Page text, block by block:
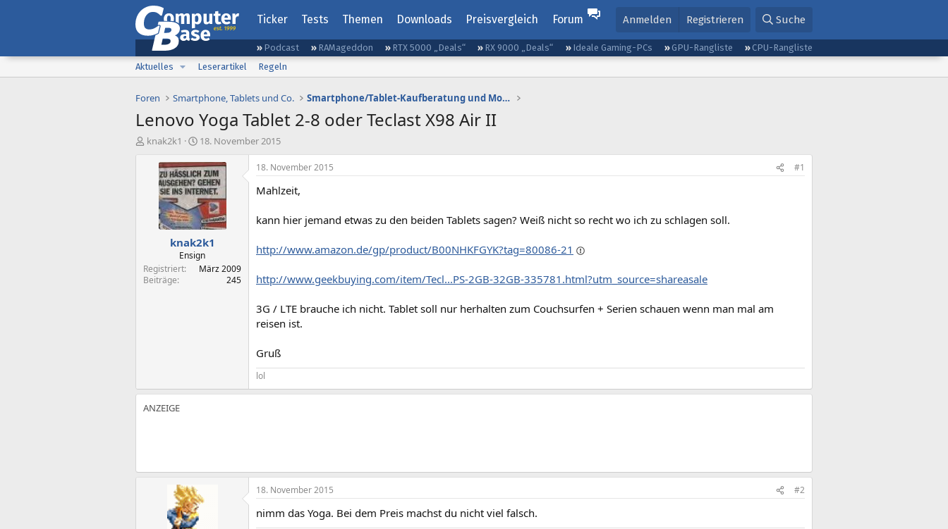
Ticker Tests Themen Downloads Preisvergleich Forum Anmelden Registrieren Suche
Podcast RAMageddon RTX 5000 „Deals“ RX 9000 „Deals“ Ideale Gaming-PCs GPU-Rangliste
CPU-Rangliste
Aktuelles
Leserartikel Regeln
Foren Smartphone, Tablets und Co. Smartphone/Tablet-Kaufberatung und Mobilfunktarife
Lenovo Yoga Tablet 2-8 oder Teclast X98 Air II
E
knak2k1
E
s
t
e
l
l
t
a
m
18. November 2015
knak2k1
Ensign
Registriert
März 2009
Beiträge
245
18. November 2015 #1
Mahlzeit,
kann hier jemand etwas zu den beiden Tablets sagen? Weiß nicht so recht wo ich zu schlagen soll.
http://www.amazon.de/gp/product/B00NHKFGYK?tag=80086-21
http://www.geekbuying.com/item/Tecl...PS-2GB-32GB-335781.html?utm_source=shareasale
3G / LTE brauche ich nicht. Tablet soll nur herhalten zum Couchsurfen + Serien schauen wenn man mal am
reisen ist.
Gruß
lol
18. November 2015 #2
nimm das Yoga. Bei dem Preis machst du nicht viel falsch.